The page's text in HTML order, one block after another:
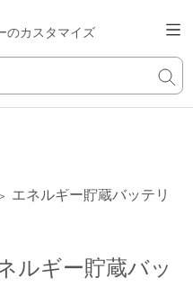
のカスタマイズ
>
エネルギー貯蔵バッテリ
ルギー貯蔵バッ